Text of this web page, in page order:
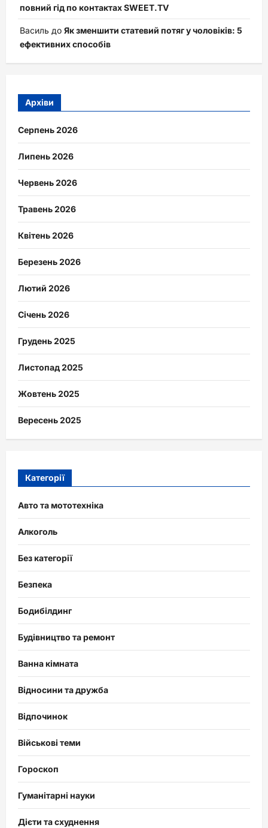
повний гід по контактах SWEET.TV
Василь до Як зменшити статевий потяг у чоловіків: 5
ефективних способів
Архіви
Серпень 2026
Липень 2026
Червень 2026
Травень 2026
Квітень 2026
Березень 2026
Лютий 2026
Січень 2026
Грудень 2025
Листопад 2025
Жовтень 2025
Вересень 2025
Категорії
Авто та мототехніка
Алкоголь
Без категорії
Безпека
Бодибілдинг
Будівництво та ремонт
Ванна кімната
Відносини та дружба
Відпочинок
Військові теми
Гороскоп
Гуманітарні науки
Дієти та схуднення